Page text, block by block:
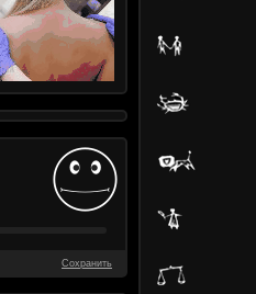
Сохранить